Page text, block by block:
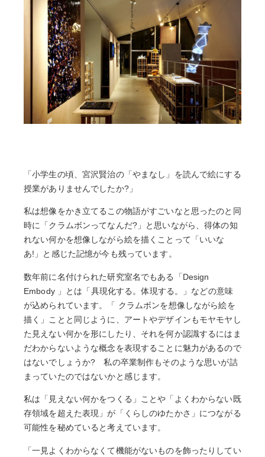
「小学生の頃、宮沢賢治の「やまなし」を読んで絵にする
授業がありませんでしたか?」
私は想像をかき立てるこの物語がすごいなと思ったのと同
時に「クラムボンってなんだ?」と思いながら、得体の知
れない何かを想像しながら絵を描くことって「いいな
あ!」と感じた記憶が今も残っています。
数年前に名付けられた研究室名でもある「Design
Embody 」とは「具現化する。体現する。」などの意味
が込められています。「 クラムボンを想像しながら絵を
描く」ことと同じように、アートやデザインもモヤモヤし
た見えない何かを形にしたり、それを何か認識するにはま
だわからないような概念を表現することに魅力があるので
はないでしょうか? 私の卒業制作もそのような思いが詰
まっていたのではないかと感じます。
私は「見えない何かをつくる」ことや「よくわからない既
存領域を超えた表現」が「くらしのゆたかさ」につながる
可能性を秘めていると考えています。
「一見よくわからなくて機能がないものを飾ったりしてい